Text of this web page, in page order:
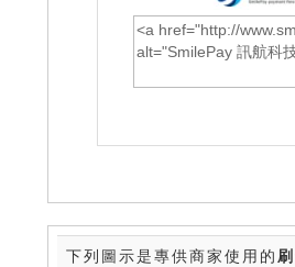
下列圖示是專供商家使用的